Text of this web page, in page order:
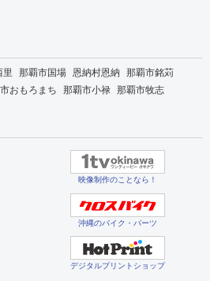
里 那覇市国場 恩納村恩納 那覇市銘苅
おもろまち 那覇市小禄 那覇市牧志
映像制作のことなら！
沖縄のバイク・パーツ
デジタルプリントショップ